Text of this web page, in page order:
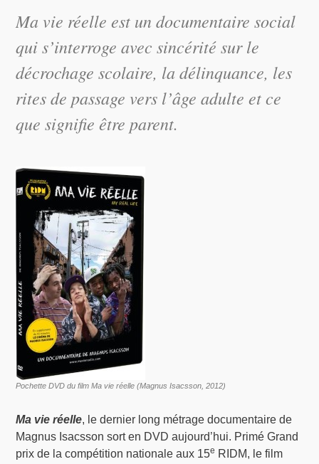
Ma vie réelle est un documentaire social
qui s’interroge avec sincérité sur le
décrochage scolaire, la délinquance, les
rites de passage vers l’âge adulte et ce
que signifie être parent.
Pochette DVD du film Ma vie réelle (Magnus Isacsson, 2012)
Ma vie réelle, le dernier long métrage documentaire de
Magnus Isacsson sort en DVD aujourd’hui. Primé Grand
prix de la compétition nationale aux 15e RIDM, le film